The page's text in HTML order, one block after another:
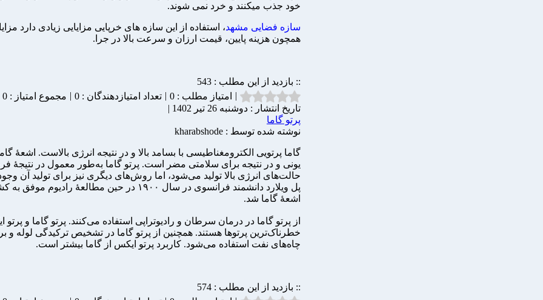
خود جذب میکنند و خرد نمی شوند.
سازه فضایی مشهد، استفاده از این سازه های خرپایی مزایایی زیادی دارد
همچون هزینه پایین، قیمت ارزان و سرعت بالا در جرا.
:: بازدید از این مطلب : 543
|
امتیاز مطلب : 0 | تعداد امتیازدهندگان : 0 | مجموع امتیاز : 0
تاریخ انتشار : دوشنبه 26 تیر 1402 |
پرتو گاما
نوشته شده توسط : kharabshode
گاما پرتویی الکترومغناطیسی با بسامد بالا و در نتیجه انرژی بالاست. اشعهٔ
یونی و در نتیجه برای سلامتی مضر است. پرتو گاما به‌طور معمول در نتیجهٔ
حالت‌های انرژی بالا تولید می‌شود، اما روش‌های دیگری نیز برای تولید آن
پل ویلارد دانشمند فرانسوی در سال ۱۹۰۰ در حین مطالعهٔ رادیوم
اشعهٔ گاما شد.
از پرتو گاما در درمان سرطان و رادیوتراپی استفاده می‌کنند. پرتو گاما و پرتو
خطرناک‌ترین پرتوها هستند. همچنین از پرتو گاما در تشخیص ترکیدگی لوله و
چاه‌های نفت استفاده می‌شود. کاربرد پرتو ایکس از گاما بیشتر است.
:: بازدید از این مطلب : 574